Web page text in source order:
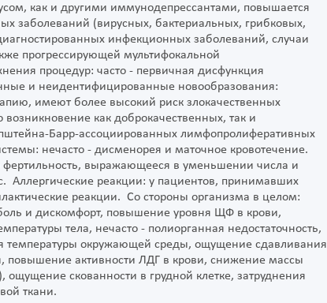
как и другими иммунодепрессантами, повышается
заболеваний (вирусных, бактериальных, грибковых,
инфекционных заболеваний, случаи
прогрессирующей мультифокальной
процедур: часто - первичная дисфункция
и неидентифицированные новообразования:
имеют более высокий риск злокачественных
как доброкачественных, так и
Барр-ассоциированных лимфопролиферативных
нечасто - дисменорея и маточное кровотечение.
выражающееся в уменьшении числа и
Аллергические реакции: у пациентов, принимавших
реакции. Со стороны организма в целом:
и дискомфорт, повышение уровня ЩФ в крови,
тела, нечасто - полиорганная недостаточность,
температуры окружающей среды, ощущение сдавливания
повышение активности ЛДГ в крови, снижение массы
скованности в грудной клетке, затруднения
ткани.